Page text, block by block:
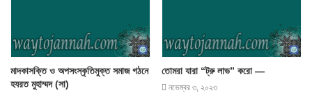
মাদকাসক্তি ও অপসংস্কৃতিমুক্ত সমাজ গঠনে
হযরত মুহাম্মদ (সা)
তোমরা যারা “ট্রু লাভ” করো —
নভেম্বর ৩, ২০২৩